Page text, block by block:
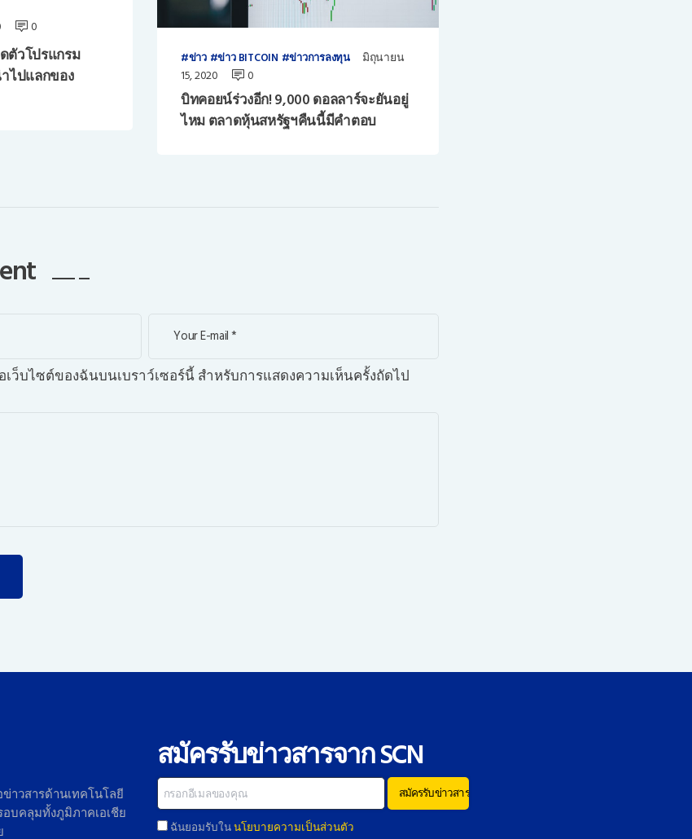
0
ตัวโปรแกรม
ไปแลกของ
ข่าว ข่าว BITCOIN ข่าวการลงทุน
มิถุนายน
15, 2020
0
บิทคอยน์ร่วงอีก! 9,000 ดอลลาร์จะยันอยู่
ไหม ตลาดหุ้นสหรัฐฯคืนนี้มีคำตอบ
ว็บไซต์ของฉันบนเบราว์เซอร์นี้ สำหรับการแสดงความเห็นครั้งถัดไป
าวสารด้านเทคโนโลยี
บคลุมทั้งภูมิภาคเอเชีย
สมัครรับข่าวสารจาก SCN
ฉันยอมรับในนโยบายความเป็นส่วนตัว